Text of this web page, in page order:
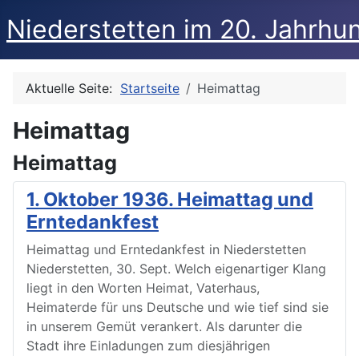
Niederstetten im 20.
Aktuelle Seite: Startseite Heimattag
Heimattag
Heimattag
1. Oktober 1936. Heimattag und
Erntedankfest
Heimattag und Erntedankfest in Niederstetten
Niederstetten, 30. Sept. Welch eigenartiger Klang
liegt in den Worten Heimat, Vaterhaus,
Heimaterde für uns Deutsche und wie tief sind sie
in unserem Gemüt verankert. Als darunter die
Stadt ihre Einladungen zum diesjährigen